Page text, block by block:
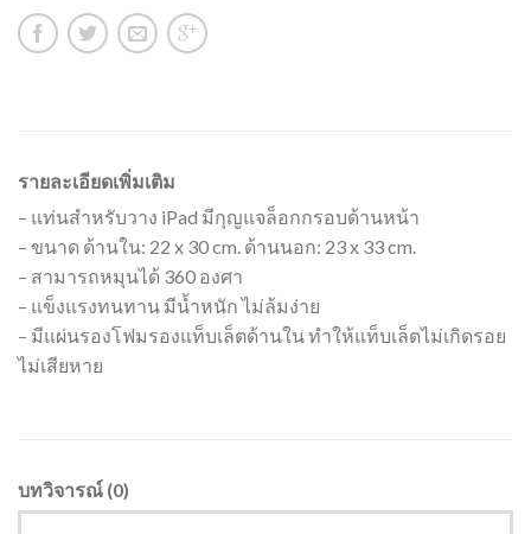
รายละเอียดเพิ่มเติม
– แท่นสำหรับวาง iPad มีกุญแจล็อกกรอบด้านหน้า
– ขนาด ด้านใน: 22 x 30 cm. ด้านนอก: 23 x 33 cm.
– สามารถหมุนได้ 360 องศา
– แข็งแรงทนทาน มีน้ำหนัก ไม่ล้มง่าย
– มีแผ่นรองโฟมรองแท็บเล็ตด้านใน ทำให้แท็บเล็ตไม่เกิดรอย
ไม่เสียหาย
บทวิจารณ์ (0)